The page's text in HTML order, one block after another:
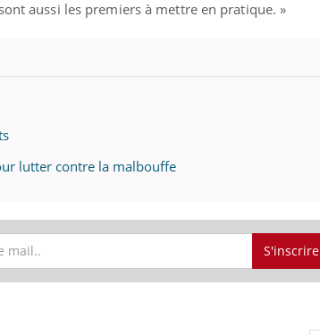
aussi les premiers à mettre en pratique. »
lutter contre la malbouffe
S'inscrire